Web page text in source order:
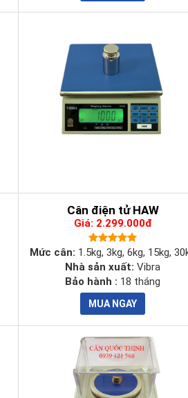
ánh sáng khác nhau.
dễ dàng và nhanh chóng, bảo đảm thời
di chuyển trong nhiều địa điểm sử
Cân điện tử HAW
Giá: 2.299.000đ
Mức cân: 1.5kg, 3kg, 6kg, 15kg,
Nhà sản xuất:Vibra
Bảo hành : 18 tháng